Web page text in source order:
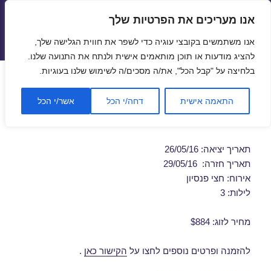
אנו מעריכים את הפרטיות שלך
אנו משתמשים בקובצי עוגיה כדי לשפר את חווית הגלישה שלך,
להציג מודעות או תוכן מותאמים אישית ולנתח את התנועה שלנו.
בלחיצה על "קבל הכל", את/ה מסכים/ה לשימוש שלנו בעוגיות.
התאמה אישית דחה/י הכל אשר/י הכל
תפריטים
ווידג'טים
חבילות נופש לורנה 26/05/2016
תאריך יציאה: 26/05/16
תאריך חזרה: 29/05/16
אירוח: חצי פנסיון
לילות: 3
מחיר לזוג: $884
להזמנה ופרטים נוספים לחצו על הקישור כאן .